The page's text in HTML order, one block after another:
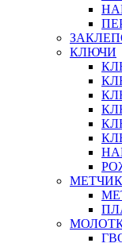
КЛЮЧИ